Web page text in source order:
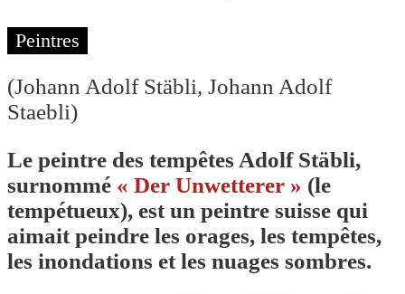
Peintres
(Johann Adolf Stäbli, Johann Adolf
Staebli)
Le peintre des tempêtes Adolf Stäbli,
surnommé « Der Unwetterer » (le
tempétueux), est un peintre suisse qui
aimait peindre les orages, les tempêtes,
les inondations et les nuages sombres.